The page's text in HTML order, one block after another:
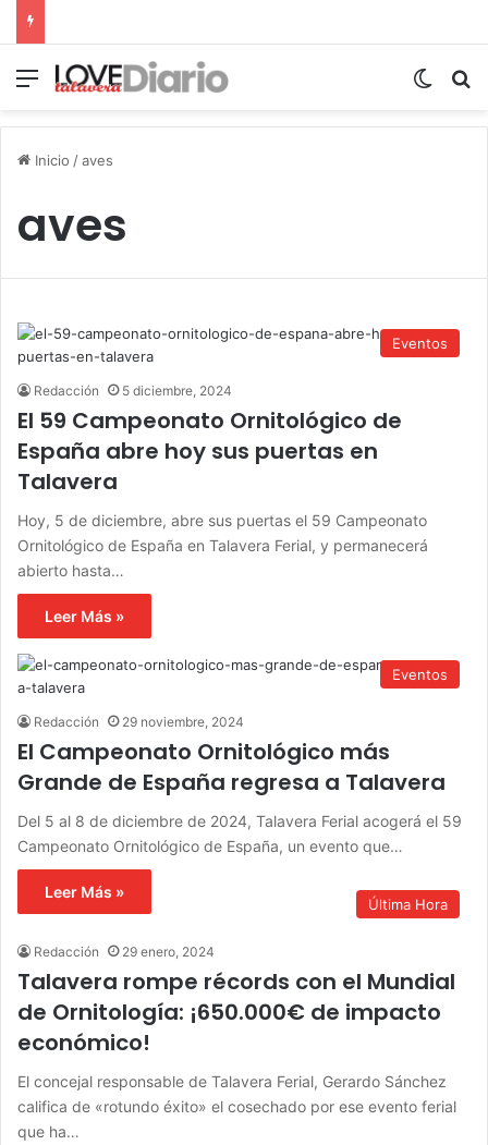
Menú
Inicio /aves
aves
Eventos
Redacción 5 diciembre, 2024
El 59 Campeonato Ornitológico de
España abre hoy sus puertas en
Talavera
Hoy, 5 de diciembre, abre sus puertas el 59 Campeonato
Ornitológico de España en Talavera Ferial, y permanecerá
abierto hasta…
Leer Más »
Eventos
Redacción 29 noviembre, 2024
El Campeonato Ornitológico más
Grande de España regresa a Talavera
Del 5 al 8 de diciembre de 2024, Talavera Ferial acogerá el 59
Campeonato Ornitológico de España, un evento que…
Leer Más »
Última Hora
Redacción 29 enero, 2024
Talavera rompe récords con el Mundial
de Ornitología: ¡650.000€ de impacto
económico!
El concejal responsable de Talavera Ferial, Gerardo Sánchez
califica de «rotundo éxito» el cosechado por ese evento ferial
que ha…